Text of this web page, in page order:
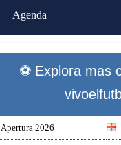
Agenda
⚽ Explora mas
Apertura 2026